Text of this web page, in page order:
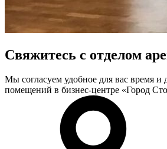
Свяжитесь с отделом
Мы согласуем удобное для вас время и
помещений в бизнес-центре «Город